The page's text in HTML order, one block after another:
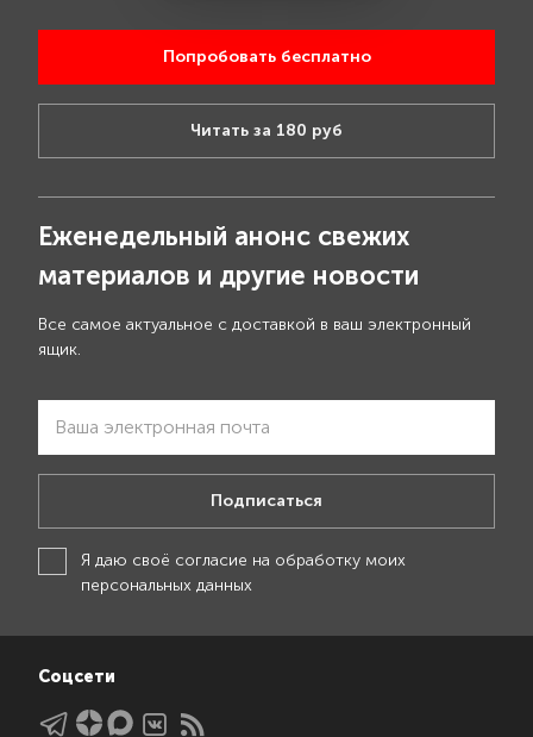
Попробовать бесплатно
Читать за 180 руб
Еженедельный анонс свежих
материалов и другие новости
Все самое актуальное с доставкой в ваш электронный
ящик.
Подписаться
Я даю своё согласие на обработку моих
персональных данных
Соцсети